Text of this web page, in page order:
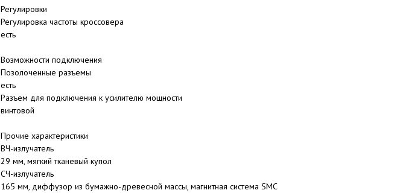
Регулировки
Регулировка частоты кроссовера
есть
Возможности подключения
Позолоченные разъемы
есть
Разъем для подключения к усилителю мощности
винтовой
Прочие характеристики
ВЧ-излучатель
29 мм, мягкий тканевый купол
СЧ-излучатель
165 мм, диффузор из бумажно-древесной массы, магнитная система SMC